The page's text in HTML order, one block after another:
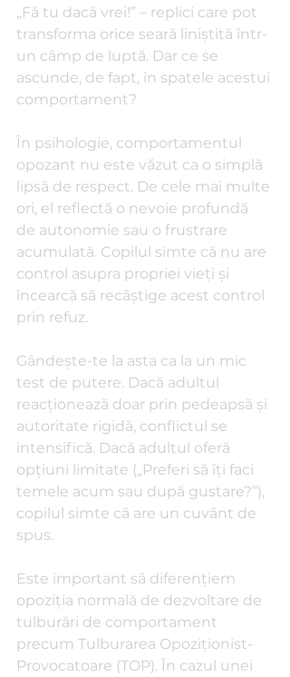
„Fă tu dacă vrei!” – replici care pot
transforma orice seară liniștită într-
un câmp de luptă. Dar ce se
ascunde, de fapt, în spatele acestui
comportament?
În psihologie, comportamentul
opozant nu este văzut ca o simplă
lipsă de respect. De cele mai multe
ori, el reflectă o nevoie profundă
de autonomie sau o frustrare
acumulată. Copilul simte că nu are
control asupra propriei vieți și
încearcă să recâștige acest control
prin refuz.
Gândește-te la asta ca la un mic
test de putere. Dacă adultul
reacționează doar prin pedeapsă și
autoritate rigidă, conflictul se
intensifică. Dacă adultul oferă
opțiuni limitate („Preferi să îți faci
temele acum sau după gustare?”),
copilul simte că are un cuvânt de
spus.
Este important să diferențiem
opoziția normală de dezvoltare de
tulburări de comportament
precum Tulburarea Opoziționist-
Provocatoare (TOP). În cazul unei